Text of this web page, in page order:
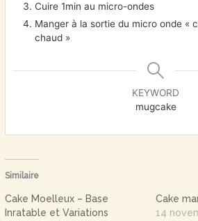
Cuire 1min au micro-ondes
Manger à la sortie du micro onde «
chaud »
KEYWORD
mugcake
Similaire
Cake Moelleux – Base
Inratable et Variations
Cake
14